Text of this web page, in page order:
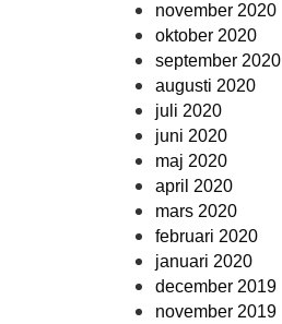
november 2020
oktober 2020
september 2020
augusti 2020
juli 2020
juni 2020
maj 2020
april 2020
mars 2020
februari 2020
januari 2020
december 2019
november 2019